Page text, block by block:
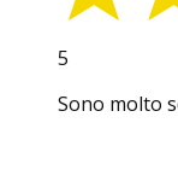
5
Sono molto